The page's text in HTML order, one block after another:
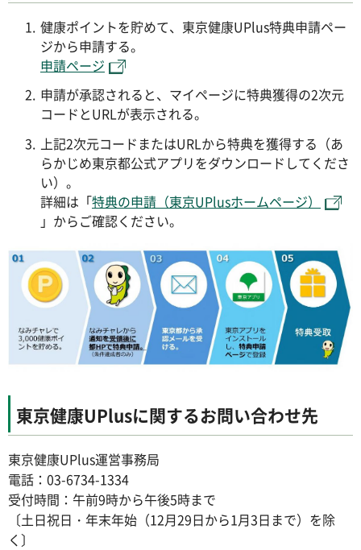
健康ポイントを貯めて、東京健康UPlus特典申請ペー
ジから申請する。
申請ページ
申請が承認されると、マイページに特典獲得の2次元
コードとURLが表示される。
上記2次元コードまたはURLから特典を獲得する（あ
らかじめ東京都公式アプリをダウンロードしてくださ
い）。
詳細は「特典の申請（東京UPlusホームページ）
」からご確認ください。
東京健康UPlusに関するお問い合わせ先
東京健康UPlus運営事務局
電話：03-6734-1334
受付時間：午前9時から午後5時まで
〔土日祝日・年末年始（12月29日から1月3日まで）を除
く〕